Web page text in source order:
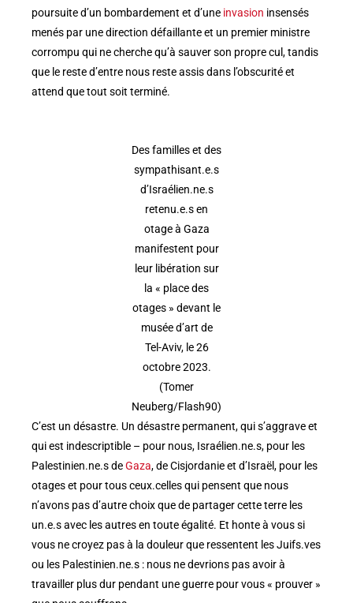
poursuite d’un bombardement et d’une invasion insensés
menés par une direction défaillante et un premier ministre
corrompu qui ne cherche qu’à sauver son propre cul, tandis
que le reste d’entre nous reste assis dans l’obscurité et
attend que tout soit terminé.
Des familles et des
sympathisant.e.s
d’Israélien.ne.s
retenu.e.s en
otage à Gaza
manifestent pour
leur libération sur
la « place des
otages » devant le
musée d’art de
Tel-Aviv, le 26
octobre 2023.
(Tomer
Neuberg/Flash90)
C’est un désastre. Un désastre permanent, qui s’aggrave et
qui est indescriptible – pour nous, Israélien.ne.s, pour les
Palestinien.ne.s deGaza, de Cisjordanie et d’Israël, pour les
otages et pour tous ceux.celles qui pensent que nous
n’avons pas d’autre choix que de partager cette terre les
un.e.s avec les autres en toute égalité. Et honte à vous si
vous ne croyez pas à la douleur que ressentent les Juifs.ves
ou les Palestinien.ne.s : nous ne devrions pas avoir à
travailler plus dur pendant une guerre pour vous « prouver »